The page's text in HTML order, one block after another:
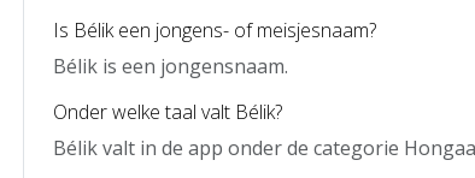
Is Bélik een jongens- of meisjesnaam?
Bélik is een jongensnaam.
Onder welke taal valt Bélik?
Bélik valt in de app onder de categorie